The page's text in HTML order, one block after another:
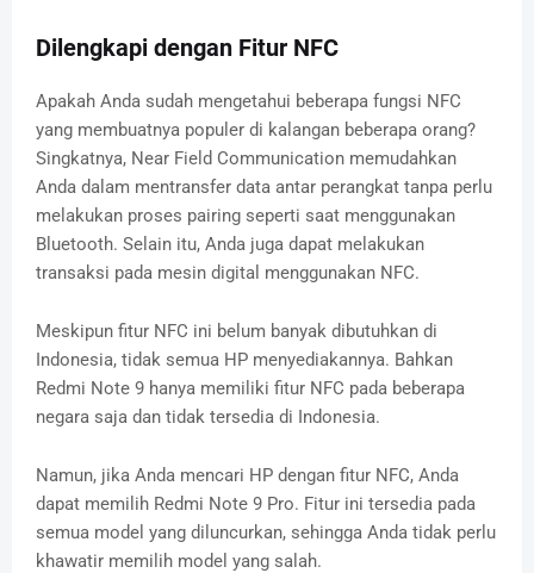
Dilengkapi dengan Fitur NFC
Apakah Anda sudah mengetahui beberapa fungsi NFC
yang membuatnya populer di kalangan beberapa orang?
Singkatnya, Near Field Communication memudahkan
Anda dalam mentransfer data antar perangkat tanpa perlu
melakukan proses pairing seperti saat menggunakan
Bluetooth. Selain itu, Anda juga dapat melakukan
transaksi pada mesin digital menggunakan NFC.
Meskipun fitur NFC ini belum banyak dibutuhkan di
Indonesia, tidak semua HP menyediakannya. Bahkan
Redmi Note 9 hanya memiliki fitur NFC pada beberapa
negara saja dan tidak tersedia di Indonesia.
Namun, jika Anda mencari HP dengan fitur NFC, Anda
dapat memilih Redmi Note 9 Pro. Fitur ini tersedia pada
semua model yang diluncurkan, sehingga Anda tidak perlu
khawatir memilih model yang salah.